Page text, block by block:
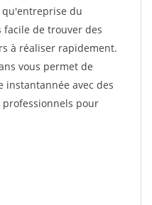
qu'entreprise du
de trouver des
à réaliser rapidement.
vous permet de
instantannée avec des
pour